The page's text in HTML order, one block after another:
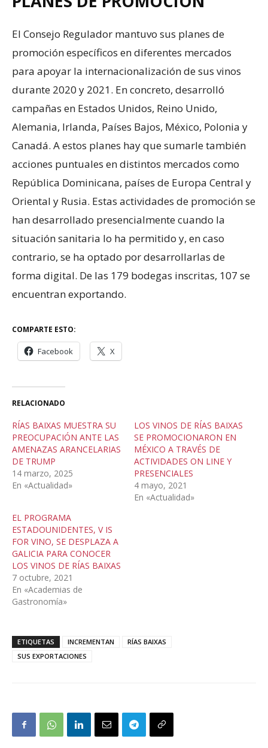
El Consejo Regulador mantuvo sus planes de
promoción específicos en diferentes mercados
para apoyar la internacionalización de sus vinos
durante 2020 y 2021. En concreto, desarrolló
campañas en Estados Unidos, Reino Unido,
Alemania, Irlanda, Países Bajos, México, Polonia y
Canadá. A estos planes hay que sumarle también
acciones puntuales en distintos mercados como
República Dominicana, países de Europa Central y
Oriental y Rusia. Estas actividades de promoción se
han desarrollado presencialmente cuando la
situación sanitaria lo ha permitido y, en caso
contrario, se ha optado por desarrollarlas de
forma digital. De las 179 bodegas inscritas, 107 se
encuentran exportando.
COMPARTE ESTO:
Facebook X
RELACIONADO
RÍAS BAIXAS MUESTRA SU
PREOCUPACIÓN ANTE LAS
AMENAZAS ARANCELARIAS
DE TRUMP
14 marzo, 2025
En «Actualidad»
LOS VINOS DE RÍAS BAIXAS
SE PROMOCIONARON EN
MÉXICO A TRAVÉS DE
ACTIVIDADES ON LINE Y
PRESENCIALES
4 mayo, 2021
En «Actualidad»
EL PROGRAMA
ESTADOUNIDENTES, V IS
FOR VINO, SE DESPLAZA A
GALICIA PARA CONOCER
LOS VINOS DE RÍAS BAIXAS
7 octubre, 2021
En «Academias de
Gastronomía»
ETIQUETAS INCREMENTAN
RÍAS BAIXAS
SUS EXPORTACIONES